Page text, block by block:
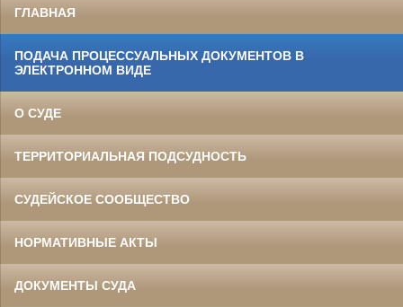
ГЛАВНАЯ
ПОДАЧА ПРОЦЕССУАЛЬНЫХ ДОКУМЕНТОВ В
ЭЛЕКТРОННОМ ВИДЕ
О СУДЕ
ТЕРРИТОРИАЛЬНАЯ ПОДСУДНОСТЬ
СУДЕЙСКОЕ СООБЩЕСТВО
НОРМАТИВНЫЕ АКТЫ
ДОКУМЕНТЫ СУДА